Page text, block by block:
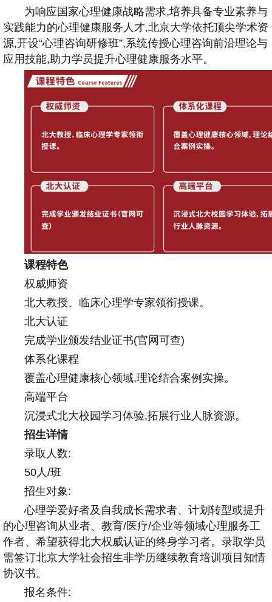
为响应国家心理健康战略需求,培养具备专业素养与
实践能力的心理健康服务人才,北京大学依托顶尖学术资
源,开设“心理咨询研修班”,系统传授心理咨询前沿理论与
应用技能,助力学员提升心理健康服务水平。
课程特色
权威师资
北大教授、临床心理学专家领衔授课。
北大认证
完成学业颁发结业证书(官网可查)
体系化课程
覆盖心理健康核心领域,理论结合案例实操。
高端平台
沉浸式北大校园学习体验,拓展行业人脉资源。
招生详情
录取人数:
50人/班
招生对象:
心理学爱好者及自我成长需求者、计划转型或提升
的心理咨询从业者、教育/医疗/企业等领域心理服务工
作者、希望获得北大权威认证的终身学习者。录取学员
需签订北京大学社会招生非学历继续教育培训项目知情
协议书。
报名条件: